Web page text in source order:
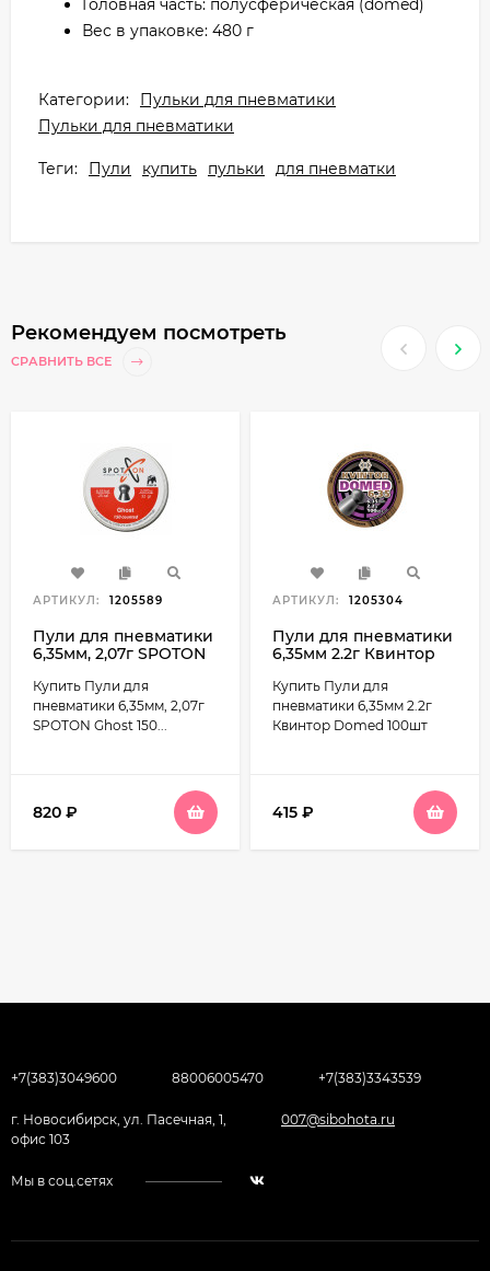
Головная часть: полусферическая (domed)
Вес в упаковке: 480 г
Категории:
Пульки для пневматики
Пульки для пневматики
Теги: Пули купить пульки для пневматки
Рекомендуем посмотреть
СРАВНИТЬ ВСЕ
АРТИКУЛ: 1205589
Пули для пневматики
6,35мм, 2,07г SPOTON
Купить Пули для
пневматики 6,35мм, 2,07г
SPOTON Ghost 150...
820 ₽
АРТИКУЛ: 1205304
Пули для пневматики
6,35мм 2.2г Квинтор
Купить Пули для
пневматики 6,35мм 2.2г
Квинтор Domed 100шт
415 ₽
+7(383)3049600 88006005470 +7(383)3343539
г. Новосибирск, ул. Пасечная, 1,
офис 103
007@sibohota.ru
Мы в соц.сетях